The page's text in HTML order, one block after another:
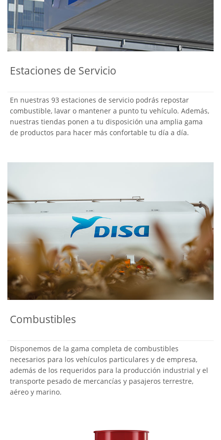
Estaciones de Servicio
En nuestras 93 estaciones de servicio podrás repostar
combustible, lavar o mantener a punto tu vehículo. Además,
nuestras tiendas ponen a tu disposición una amplia gama
de productos para hacer más confortable tu día a día.
Combustibles
Disponemos de la gama completa de combustibles
necesarios para los vehículos particulares y de empresa,
además de los requeridos para la producción industrial y el
transporte pesado de mercancías y pasajeros terrestre,
aéreo y marino.